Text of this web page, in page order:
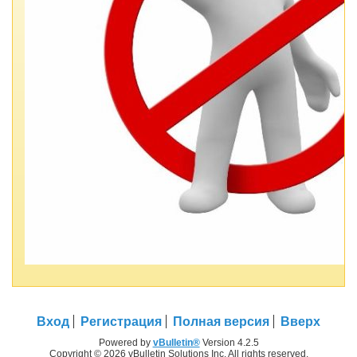
Вход Регистрация Полная версия Вверх
Powered by vBulletin®Version 4.2.5
Copyright © 2026 vBulletin Solutions Inc. All rights reserved.